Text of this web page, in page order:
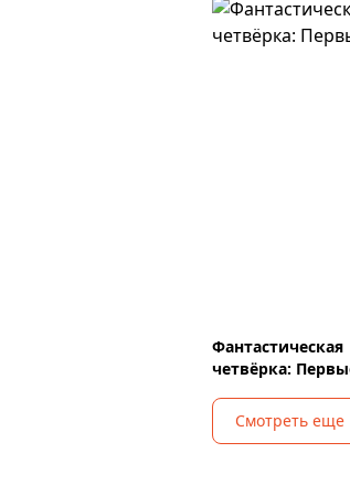
Фантастическая
четвёрка:
Смотреть еще